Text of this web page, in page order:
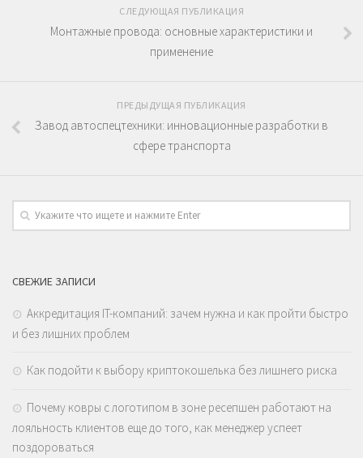
СЛЕДУЮЩАЯ ПУБЛИКАЦИЯ
Монтажные провода: основные характеристики и
применение
ПРЕДЫДУЩАЯ ПУБЛИКАЦИЯ
Завод автоспецтехники: инновационные разработки в
сфере транспорта
СВЕЖИЕ ЗАПИСИ
Аккредитация IT-компаний: зачем нужна и как пройти быстро
и без лишних проблем
Как подойти к выбору криптокошелька без лишнего риска
Почему ковры с логотипом в зоне ресепшен работают на
лояльность клиентов еще до того, как менеджер успеет
поздороваться